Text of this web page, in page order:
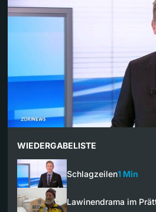
WIEDERGABELISTE
Schlagzeilen1 Min
Lawinendrama im